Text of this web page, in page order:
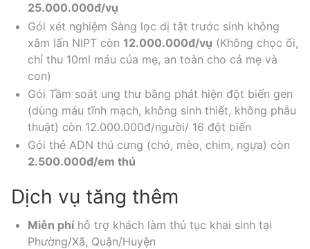
25.000.000đ/vụ
Gói xét nghiệm Sàng lọc dị tật trước sinh không
xâm lấn NIPT còn 12.000.000đ/vụ (Không chọc ối,
chỉ thu 10ml máu của mẹ, an toàn cho cả mẹ và
con)
Gói Tầm soát ung thư bằng phát hiện đột biến gen
(dùng máu tĩnh mạch, không sinh thiết, không phẫu
thuật) còn 12.000.000đ/người/ 16 đột biến
Gói thẻ ADN thú cưng (chó, mèo, chim, ngựa) còn
2.500.000đ/em thú
Dịch vụ tăng thêm
Miễn phíhỗ trợ khách làm thủ tục khai sinh tại
Phường/Xã, Quận/Huyện